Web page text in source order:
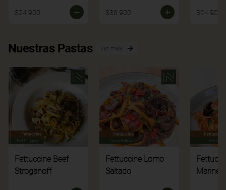
$24.900 $36.900 $24.900
Nuestras Pastas Ver más
Fettuccine Beef
Stroganoff
Fettuccine Lomo
Saltado
Marinera